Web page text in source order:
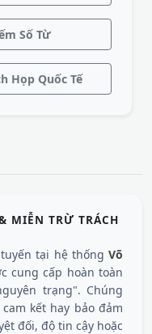
Số Từ
Họp Quốc Tế
MIỄN TRỪ TRÁCH
tại hệ thống Võ
cung cấp hoàn toàn
trạng". Chúng
kết hay bảo đảm
đối, độ tin cậy hoặc